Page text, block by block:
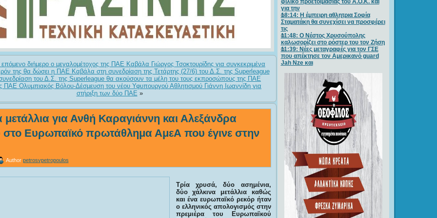
διήμερο ο μεγαλομέτοχος της ΠΑΕ Καβάλα Γιώργος Τσοκτουρίδης για συγκεκριμένα
της θα δώσει η ΠΑΕ Καβάλα στη συνεδρίαση της Τετάρτης (27/6) του Δ.Σ. της Superleague
του Δ.Σ. της Superleague θα ακούσουν τα μέλη του τους εκπροσώπους της ΠΑΕ
ΠΑΕ Ολυμπιακός Βόλου-Δέσμευση του νέου Υφυπουργού Αθλητισμού Γιάννη Ιωαννίδη για
στήριξη των δύο ΠΑΕ »
για Ανθή Καραγιάννη και Αλεξάνδρα
Ευρωπαϊκό πρωτάθλημα ΑμεΑ που έγινε στην
Author petrosvpetropoulos
Τρία χρυσά, δύο ασημένια,
δύο χάλκινα μετάλλια καθώς
και ένα ευρωπαϊκό ρεκόρ ήταν
ο ελληνικός απολογισμός στην
πρεμιέρα του Ευρωπαϊκού
φιλικό προετοιμασίας του Α.Ο.Κ. και
για την
18:14: Η έμπειρη αθλητρια Σοφία
Σταματάκη θα συνεχίσει να προσφέρει
τις
11:48: Ο Νέστος Χρυσούπολης
καλωσορίζει στο ρόστερ του τον Ζήση
11:39: Νέες μεταγραφές για τον ΓΣE
που απέκτησε τον Αμερικανό guard
Jah Nze και